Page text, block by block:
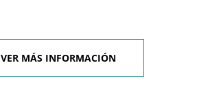
VER MÁS INFORMACIÓN